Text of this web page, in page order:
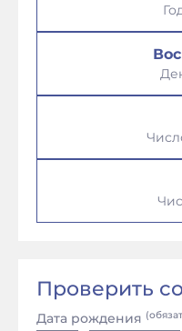
Проверить
Дата рождения